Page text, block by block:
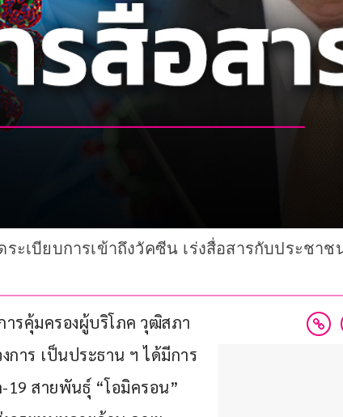
เบียบการเข้าถึงวัคซีน เร่งสื่อสารกับประชา
รคุ้มครองผู้บริโภค วุฒิสภา
าร เป็นประธาน ฯ ได้มีการ
19 สายพันธุ์ “โอมิครอน”